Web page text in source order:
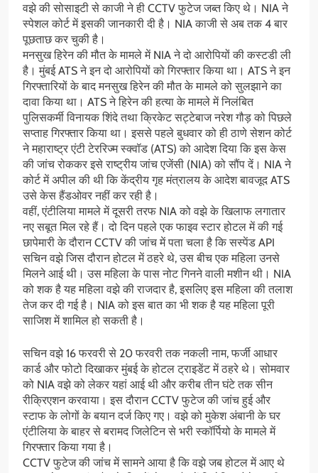
वझे की सोसाइटी से काजी ने ही CCTV फुटेज जब्त किए थे। NIA ने
स्पेशल कोर्ट में इसकी जानकारी दी है। NIA काजी से अब तक 4 बार
पूछताछ कर चुकी है।
मनसुख हिरेन की मौत के मामले में NIA ने दो आरोपियों की कस्टडी ली
है। मुंबई ATS ने इन दो आरोपियों को गिरफ्तार किया था। ATS ने इन
गिरफ्तारियों के बाद मनसुख हिरेन की मौत के मामले को सुलझाने का
दावा किया था। ATS ने हिरेन की हत्या के मामले में निलंबित
पुलिसकर्मी विनायक शिंदे तथा क्रिकेट सट्टेबाज नरेश गौड़ को पिछले
सप्ताह गिरफ्तार किया था। इससे पहले बुधवार को ही ठाणे सेशन कोर्ट
ने महाराष्ट्र एंटी टेररिज्म स्क्वॉड (ATS) को आदेश दिया कि इस केस
की जांच रोककर इसे राष्ट्रीय जांच एजेंसी (NIA) को सौंप दें। NIA ने
कोर्ट में अपील की थी कि केंद्रीय गृह मंत्रालय के आदेश बावजूद ATS
उसे केस हैंडओवर नहीं कर रही है।
वहीं, एंटीलिया मामले में दूसरी तरफ​​​​​​ NIA को वझे के खिलाफ लगातार
नए सबूत मिल रहे हैं। दो दिन पहले एक फाइव स्टार होटल में की गई
छापेमारी के दौरान CCTV की जांच में पता चला है कि सस्पेंड API
सचिन वझे जिस दौरान होटल में ठहरे थे, उस बीच एक महिला उनसे
मिलने आई थी। उस महिला के पास नोट गिनने वाली मशीन थी। NIA
को शक है यह महिला वझे की राजदार है, इसलिए इस महिला की तलाश
तेज कर दी गई है। NIA को इस बात का भी शक है यह महिला पूरी
साजिश में शामिल हो सकती है।
सचिन वझे 16 फरवरी से 20 फरवरी तक नकली नाम, फर्जी आधार
कार्ड और फोटो दिखाकर मुंबई के होटल ट्राइडेंट में ठहरे थे। सोमवार
को NIA वझे को लेकर यहां आई थी और करीब तीन घंटे तक सीन
रीक्रिएशन करवाया। इस दौरान CCTV फुटेज की जांच हुई और
स्टाफ के लोगों के बयान दर्ज किए गए। वझे को मुकेश अंबानी के घर
एंटीलिया के बाहर से बरामद जिलेटिन से भरी स्कॉर्पियो के मामले में
गिरफ्तार किया गया है।
CCTV फुटेज की जांच में सामने आया है कि वझे जब होटल में आए थे